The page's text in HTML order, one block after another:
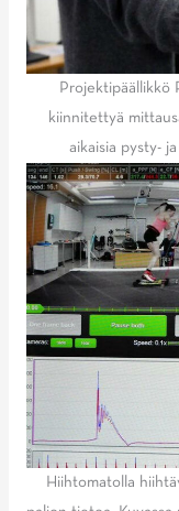
Projektipäällikkö
kiinnitettyä
aikaisia pysty-
Hiihtomatolla